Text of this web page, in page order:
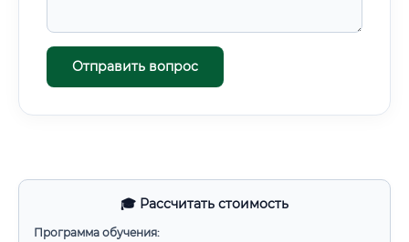
🎓 Рассчитать стоимость
Программа обучения:
Отправить вопрос